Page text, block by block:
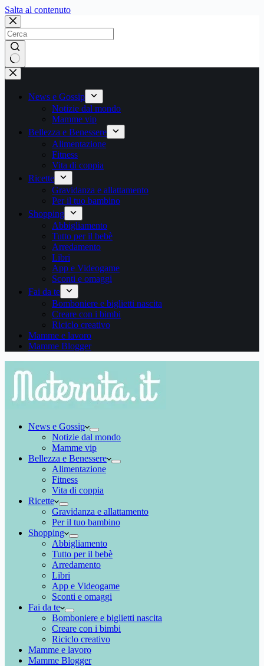
Salta al contenutoSalta
contenuto
Nessun
risultato
News e Gossip
Notizie dal mondo
Mamme vip
Bellezza e Benessere
Alimentazione
Fitness
Vita di coppia
Ricette
Gravidanza e allattamento
Per il tuo bambino
Shopping
Abbigliamento
Tutto per il bebè
Arredamento
Libri
App e Videogame
Sconti e omaggi
Fai da te
Bomboniere e biglietti nascita
Creare con i bimbi
Riciclo creativo
Mamme e lavoro
Mamme Blogger
News e Gossip
Notizie dal mondo
Mamme vip
Bellezza e Benessere
Alimentazione
Fitness
Vita di coppia
Ricette
Gravidanza e allattamento
Per il tuo bambino
Shopping
Abbigliamento
Tutto per il bebè
Arredamento
Libri
App e Videogame
Sconti e omaggi
Fai da te
Bomboniere e biglietti nascita
Creare con i bimbi
Riciclo creativo
Mamme e lavoro
Mamme Blogger